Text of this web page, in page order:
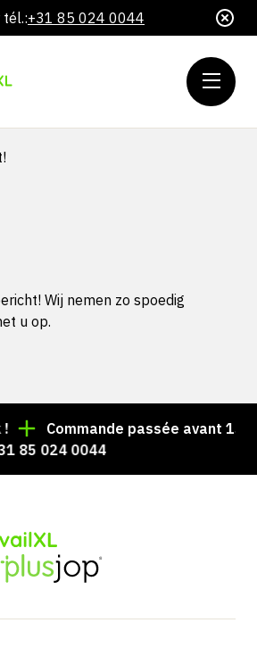
tél.:+31 85 024 0044
Wij nemen zo spoedig
u op.
Commande passée avant 15
85 024 0044